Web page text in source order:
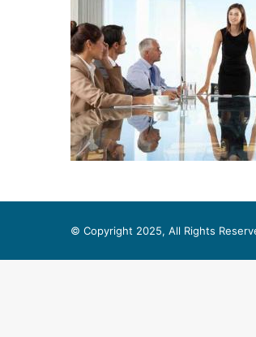
© Copyright 2025, All Rights